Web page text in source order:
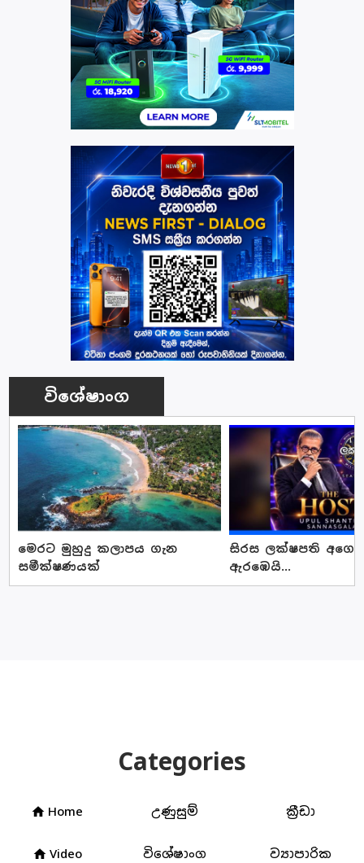
විශේෂාංග
මෙරට මුහුදු කලාපය ගැන
සමීක්ෂණයක්
සිරස ලක්ෂපති
ඇරඹෙයි...
Categories
home Home උණුසුම් ක්‍රීඩා
home Video විශේෂාංග ව්‍යාපාරික